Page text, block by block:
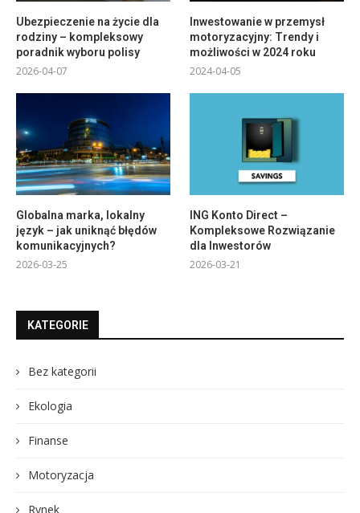
Ubezpieczenie na życie dla
rodziny – kompleksowy
poradnik wyboru polisy
2026-04-07
Inwestowanie w przemysł
motoryzacyjny: Trendy i
możliwości w 2024 roku
2024-04-05
Globalna marka, lokalny
język – jak uniknąć błędów
komunikacyjnych?
2026-03-25
ING Konto Direct –
Kompleksowe Rozwiązanie
dla Inwestorów
2026-03-21
KATEGORIE
Bez kategorii
Ekologia
Finanse
Motoryzacja
Rynek